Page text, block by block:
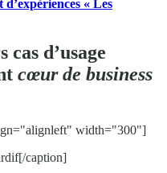
« Les
d’usage
cœur de business
width="300"]
caption]